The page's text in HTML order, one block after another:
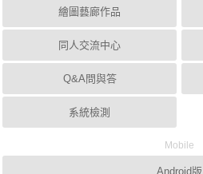
繪圖藝廊作品
同人交流中心
Q&A問與答
系統檢測
Mobile
Android版